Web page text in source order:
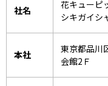
社名
花キューピ
シキガイシ
本社
東京都品川
会館2Ｆ